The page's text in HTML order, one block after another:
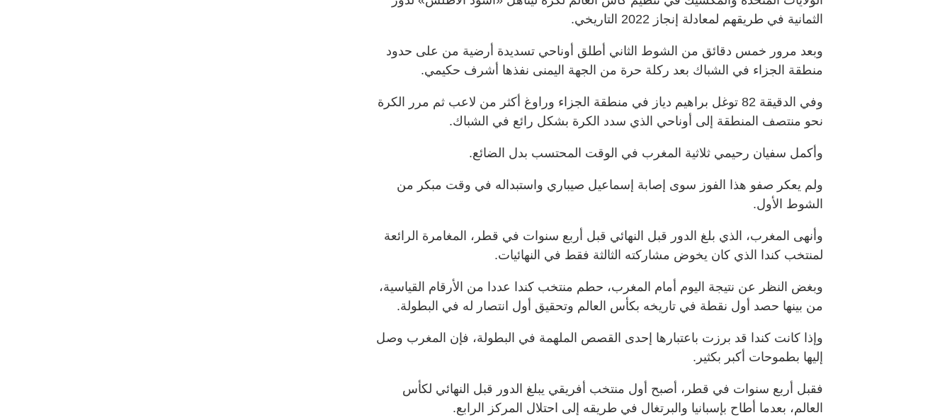
الثمانية في طريقهم لمعادلة إنجاز 2022 التاريخي.
وبعد مرور خمس دقائق من الشوط الثاني أطلق أوناحي تسديدة أرضية من على حدود
منطقة الجزاء في ⁠الشباك بعد ركلة حرة من الجهة اليمنى نفذها أشرف حكيمي.
وفي الدقيقة 82 توغل براهيم دياز في منطقة الجزاء وراوغ أكثر من لاعب ثم مرر الكرة
نحو ‌منتصف المنطقة إلى أوناحي الذي سدد الكرة بشكل رائع في الشباك.
وأكمل سفيان رحيمي ثلاثية المغرب في الوقت المحتسب ‌بدل الضائع.
ولم يعكر صفو هذا الفوز سوى إصابة ‌إسماعيل صيباري واستبداله في وقت مبكر من
الشوط الأول.
وأنهى ‌المغرب، الذي بلغ الدور ‌قبل النهائي قبل أربع سنوات في قطر، المغامرة الرائعة
لمنتخب كندا الذي كان ​يخوض مشاركته الثالثة فقط ‌في النهائيات.
وبغض ​النظر عن نتيجة اليوم أمام ⁠المغرب، حطم منتخب كندا عددا من الأرقام القياسية،
من بينها حصد أول نقطة في تاريخه بكأس العالم وتحقيق أول ​انتصار له ⁠في البطولة.
وإذا ⁠كانت كندا قد برزت باعتبارها إحدى القصص الملهمة في البطولة، فإن المغرب وصل
إليها بطموحات أكبر بكثير.
فقبل أربع ⁠سنوات في قطر، أصبح أول منتخب أفريقي يبلغ الدور قبل النهائي لكأس
العالم، بعدما أطاح بإسبانيا والبرتغال في طريقه إلى احتلال المركز الرابع.